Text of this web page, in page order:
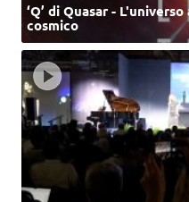
‘Q’ di Quasar -
cosmico